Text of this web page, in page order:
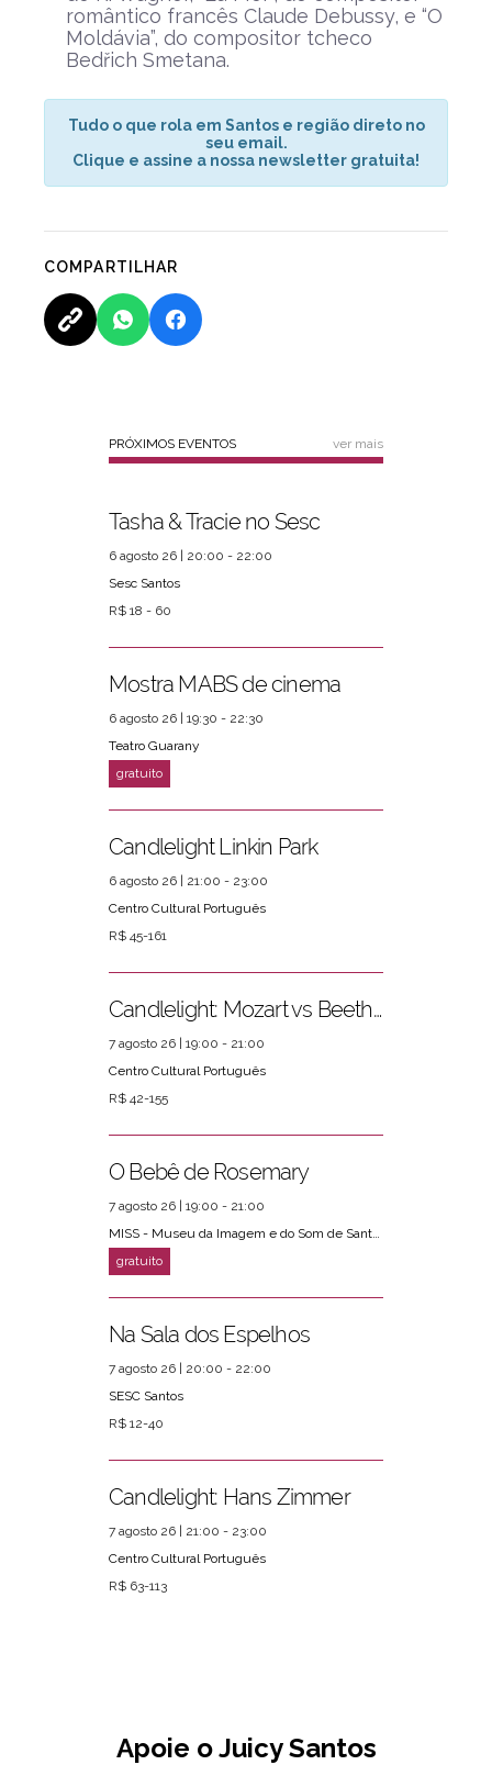
romântico francês Claude Debussy, e “O
Moldávia”, do compositor tcheco
Bedřich Smetana.
Tudo o que rola em Santos e região direto no
seu email.
Clique e assine a nossa newsletter gratuita!
COMPARTILHAR
PRÓXIMOS EVENTOS ver mais
Tasha & Tracie no Sesc
6 agosto 26 | 20:00 - 22:00
Sesc Santos
R$ 18 - 60
Mostra MABS de cinema
6 agosto 26 | 19:30 - 22:30
Teatro Guarany
Candlelight Linkin Park
6 agosto 26 | 21:00 - 23:00
Centro Cultural Português
R$ 45-161
Candlelight: Mozart vs Beethoven
7 agosto 26 | 19:00 - 21:00
Centro Cultural Português
R$ 42-155
O Bebê de Rosemary
7 agosto 26 | 19:00 - 21:00
MISS - Museu da Imagem e do Som de Santos
Na Sala dos Espelhos
7 agosto 26 | 20:00 - 22:00
SESC Santos
R$ 12-40
Candlelight: Hans Zimmer
7 agosto 26 | 21:00 - 23:00
Centro Cultural Português
R$ 63-113
Apoie o Juicy Santos